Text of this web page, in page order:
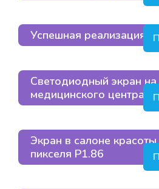
Успешная реализация
Светодиодный экран на
медицинского центра в
Экран в салоне
пикселя P1.86